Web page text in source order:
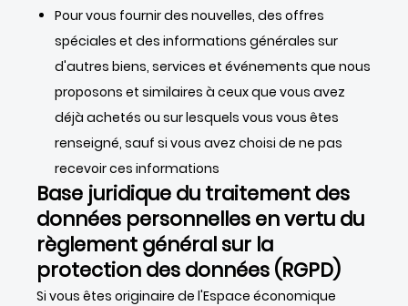
Pour vous fournir des nouvelles, des offres
spéciales et des informations générales sur
d'autres biens, services et événements que nous
proposons et similaires à ceux que vous avez
déjà achetés ou sur lesquels vous vous êtes
renseigné, sauf si vous avez choisi de ne pas
recevoir ces informations
Base juridique du traitement des
données personnelles en vertu du
règlement général sur la
protection des données (RGPD)
Si vous êtes originaire de l'Espace économique